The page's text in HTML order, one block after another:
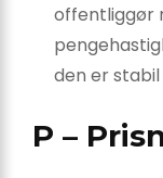
offentliggør
den er
P –